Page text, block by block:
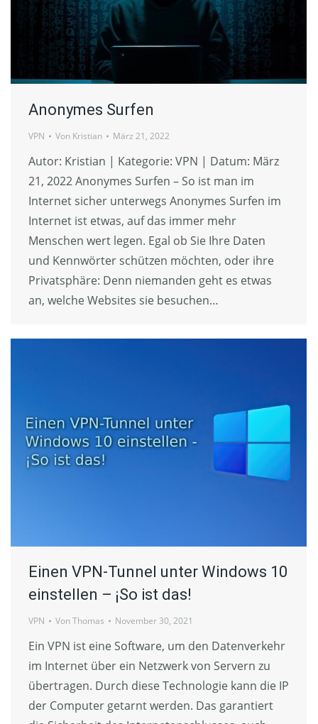
Anonymes Surfen
VPN Von Kristian März 21, 2022
Autor: Kristian | Kategorie: VPN | Datum: März
21, 2022 Anonymes Surfen – So ist man im
Internet sicher unterwegs Anonymes Surfen im
Internet ist etwas, auf das immer mehr
Menschen wert legen. Egal ob Sie Ihre Daten
und Kennwörter schützen möchten, oder ihre
Privatsphäre: Denn niemanden geht es etwas
an, welche Websites sie besuchen…
Einen VPN-Tunnel unter Windows 10
einstellen – ¡So ist das!
VPN VonThomas November 30, 2021
Ein VPN ist eine Software, um den Datenverkehr
im Internet über ein Netzwerk von Servern zu
übertragen. Durch diese Technologie kann die IP
der Computer getarnt werden. Das garantiert